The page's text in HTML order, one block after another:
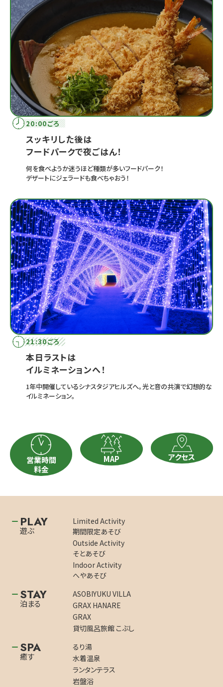
20:00ごろ
スッキリした後は
フードパークで夜ごはん！
何を食べようか迷うほど種類が多いフードパーク！
デザートにジェラードも食べちゃおう！
21:30ごろ
本日ラストは
イルミネーションへ！
1年中開催しているシナスタジアヒルズへ。光と音の共演で幻想的な
イルミネーション。
営業時間
料金
MAP アクセス
PLAY
遊ぶ
Limited Activity
期間限定あそび
Outside Activity
そとあそび
Indoor Activity
へやあそび
STAY
泊まる
ASOBIYUKU VILLA
GRAX HANARE
GRAX
貸切風呂旅館 こぶし
SPA
癒す
るり湯
水着温泉
ランタンテラス
岩盤浴